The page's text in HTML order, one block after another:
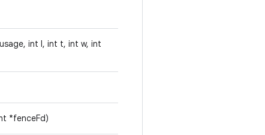
int l, int t, int w, int
*fenceFd)